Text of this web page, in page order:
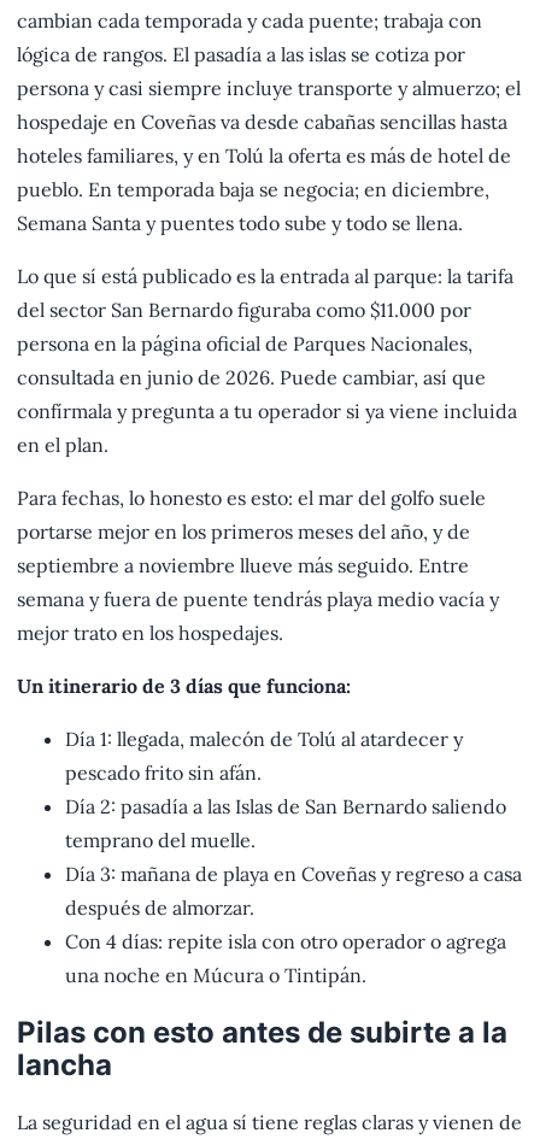
cambian cada temporada y cada puente; trabaja con
lógica de rangos. El pasadía a las islas se cotiza por
persona y casi siempre incluye transporte y almuerzo; el
hospedaje en Coveñas va desde cabañas sencillas hasta
hoteles familiares, y en Tolú la oferta es más de hotel de
pueblo. En temporada baja se negocia; en diciembre,
Semana Santa y puentes todo sube y todo se llena.
Lo que sí está publicado es la entrada al parque: la tarifa
del sector San Bernardo figuraba como $11.000 por
persona en la página oficial de Parques Nacionales,
consultada en junio de 2026. Puede cambiar, así que
confírmala y pregunta a tu operador si ya viene incluida
en el plan.
Para fechas, lo honesto es esto: el mar del golfo suele
portarse mejor en los primeros meses del año, y de
septiembre a noviembre llueve más seguido. Entre
semana y fuera de puente tendrás playa medio vacía y
mejor trato en los hospedajes.
Un itinerario de 3 días que funciona:
Día 1: llegada, malecón de Tolú al atardecer y
pescado frito sin afán.
Día 2: pasadía a las Islas de San Bernardo saliendo
temprano del muelle.
Día 3: mañana de playa en Coveñas y regreso a casa
después de almorzar.
Con 4 días: repite isla con otro operador o agrega
una noche en Múcura o Tintipán.
Pilas con esto antes de subirte a la
lancha
La seguridad en el agua sí tiene reglas claras y vienen de